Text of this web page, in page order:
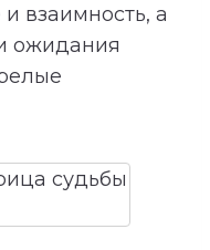
взаимность, а
ожидания